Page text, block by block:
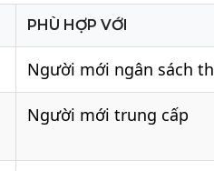
PHÙ HỢP VỚI
Người mới ngân sách
Người mới trung cấp